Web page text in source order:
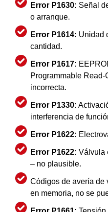
Error P1630: Señal
o arranque.
Error P1614: Unidad
cantidad.
Error P1617:
Programmable
incorrecta.
Error P1330:
interferencia de
Error P1622:
Error P1622: Válvula
– no plausible.
Códigos de avería de
en memoria, no se